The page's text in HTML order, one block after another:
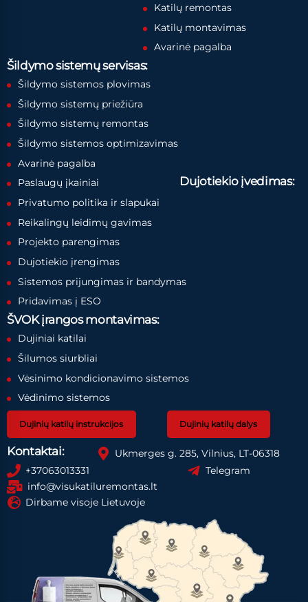
Katilų remontas
Katilų montavimas
Avarinė pagalba
Šildymo sistemų servisas:
Šildymo sistemos plovimas
Šildymo sistemų priežiūra
Šildymo sistemų remontas
Šildymo sistemos optimizavimas
Avarinė pagalba
Paslaugų įkainiai
Privatumo politika ir slapukai
Dujotiekio įvedimas:
Reikalingų leidimų gavimas
Projekto parengimas
Dujotiekio įrengimas
Sistemos prijungimas ir bandymas
Pridavimas į ESO
ŠVOK įrangos montavimas:
Dujiniai katilai
Šilumos siurbliai
Vėsinimo kondicionavimo sistemos
Vėdinimo sistemos
Dujinių katilų instrukcijos Dujinių katilų dalys
Kontaktai:
Ukmerges g. 285, Vilnius, LT-06318
+37063013331
Telegram
info@visukatiluremontas.lt
Dirbame visoje Lietuvoje